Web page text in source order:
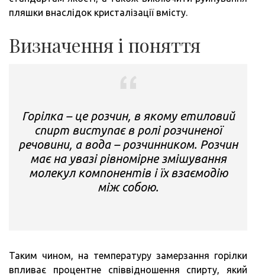
пляшки внаслідок кристалізації вмісту.
Визначення і поняття
Горілка – це розчин, в якому етиловий
спирт виступає в ролі розчиненої
речовини, а вода – розчинником. Розчин
має на увазі рівномірне змішування
молекул компонентів і їх взаємодію
між собою.
Таким чином, на температуру замерзання горілки
впливає процентне співвідношення спирту, який